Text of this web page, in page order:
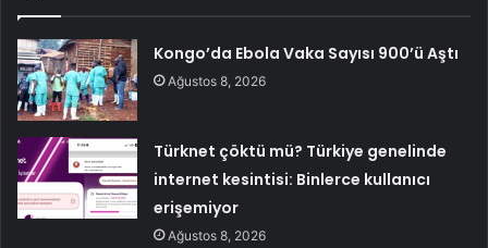
Kongo’da Ebola Vaka Sayısı 900’ü Aştı
Ağustos 8, 2026
Türknet çöktü mü? Türkiye genelinde
internet kesintisi: Binlerce kullanıcı
erişemiyor
Ağustos 8, 2026